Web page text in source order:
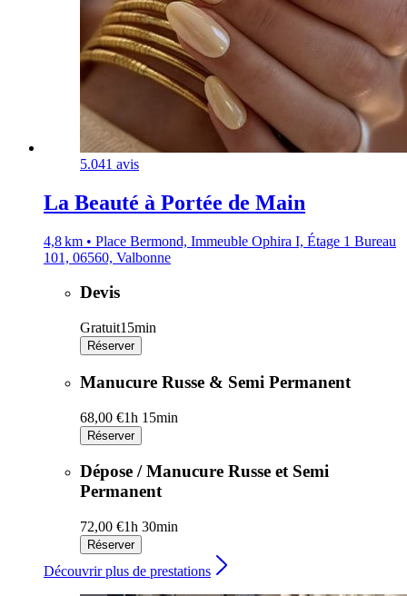
5.041 avis
La Beauté à Portée de Main
4,8 km • Place Bermond, Immeuble Ophira I, Étage 1 Bureau
101, 06560, Valbonne
Devis
Gratuit15min
Réserver
Manucure Russe & Semi Permanent
68,00 €1h 15min
Réserver
Dépose / Manucure Russe et Semi
Permanent
72,00 €1h 30min
Réserver
Découvrir plus de prestations